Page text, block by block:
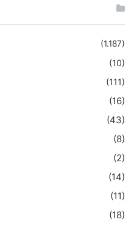
(1.187)
(10)
(111)
(16)
(43)
(8)
(2)
(14)
(11)
(18)